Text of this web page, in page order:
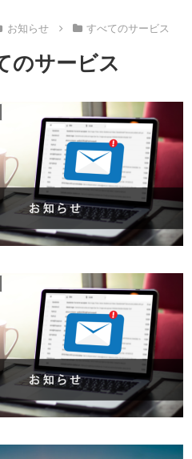
お知らせ すべてのサービス
のサービス